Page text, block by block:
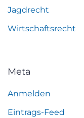
Jagdrecht
Wirtschaftsrecht
Meta
Anmelden
Eintrags-Feed